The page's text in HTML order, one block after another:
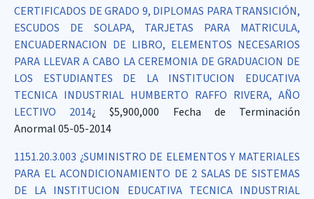
CERTIFICADOS DE GRADO 9, DIPLOMAS PARA TRANSICIÓN,
ESCUDOS DE SOLAPA, TARJETAS PARA MATRICULA,
ENCUADERNACION DE LIBRO, ELEMENTOS NECESARIOS
PARA LLEVAR A CABO LA CEREMONIA DE GRADUACION DE
LOS ESTUDIANTES DE LA INSTITUCION EDUCATIVA
TECNICA INDUSTRIAL HUMBERTO RAFFO RIVERA, AÑO
LECTIVO 2014¿ $5,900,000 Fecha de Terminación
Anormal 05-05-2014
1151.20.3.003 ¿SUMINISTRO DE ELEMENTOS Y MATERIALES
PARA EL ACONDICIONAMIENTO DE 2 SALAS DE SISTEMAS
DE LA INSTITUCION EDUCATIVA TECNICA INDUSTRIAL